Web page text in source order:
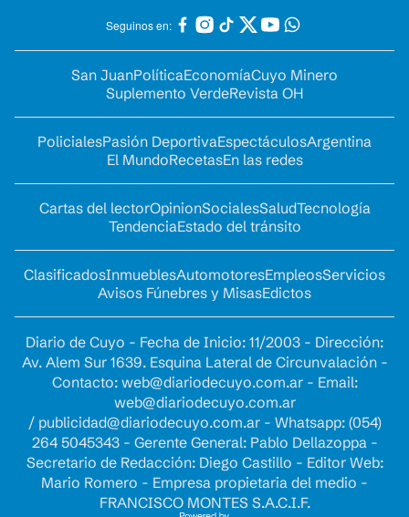
Seguinos en:
San JuanPolíticaEconomíaCuyo Minero
Suplemento VerdeRevista OH
PolicialesPasión DeportivaEspectáculosArgentina
El MundoRecetasEn las redes
Cartas del lectorOpinionSocialesSaludTecnología
TendenciaEstado del tránsito
ClasificadosInmueblesAutomotoresEmpleosServicios
Avisos Fúnebres y MisasEdictos
Diario de Cuyo - Fecha de Inicio: 11/2003 - Dirección:
Av. Alem Sur 1639. Esquina Lateral de Circunvalación -
Contacto: web@diariodecuyo.com.ar- Email:
web@diariodecuyo.com.ar
/ publicidad@diariodecuyo.com.ar- Whatsapp: (054)
264 5045343 - Gerente General: Pablo Dellazoppa -
Secretario de Redacción: Diego Castillo - Editor Web:
Mario Romero - Empresa propietaria del medio -
FRANCISCO MONTES S.A.C.I.F.